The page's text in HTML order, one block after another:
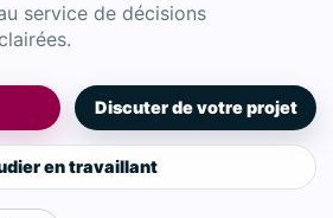
service de décisions
Discuter de votre projet
en travaillant